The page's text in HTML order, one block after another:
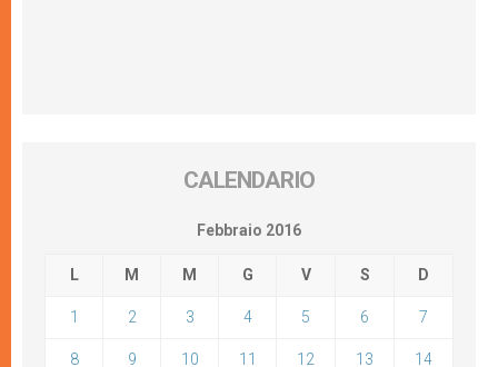
CALENDARIO
Febbraio 2016
L M M G V S D
1 2 3 4 5 6 7
8 9 10 11 12 13 14